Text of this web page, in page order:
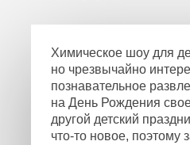
Химическое шоу для
но чрезвычайно
познавательное
на День Рождения
другой детский
что-то новое, поэтому